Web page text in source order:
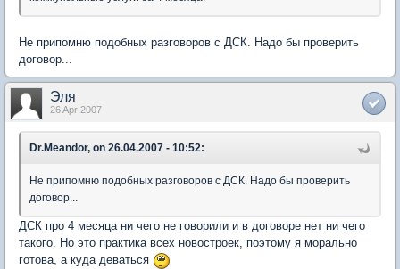
Не припомню подобных разговоров с ДСК. Надо бы проверить
договор...
Эля
26 Apr 2007
Dr.Meandor, on 26.04.2007 - 10:52:
Не припомню подобных разговоров с ДСК. Надо бы проверить
договор...
ДСК про 4 месяца ни чего не говорили и в договоре нет ни чего
такого. Но это практика всех новостроек, поэтому я морально
готова, а куда деваться